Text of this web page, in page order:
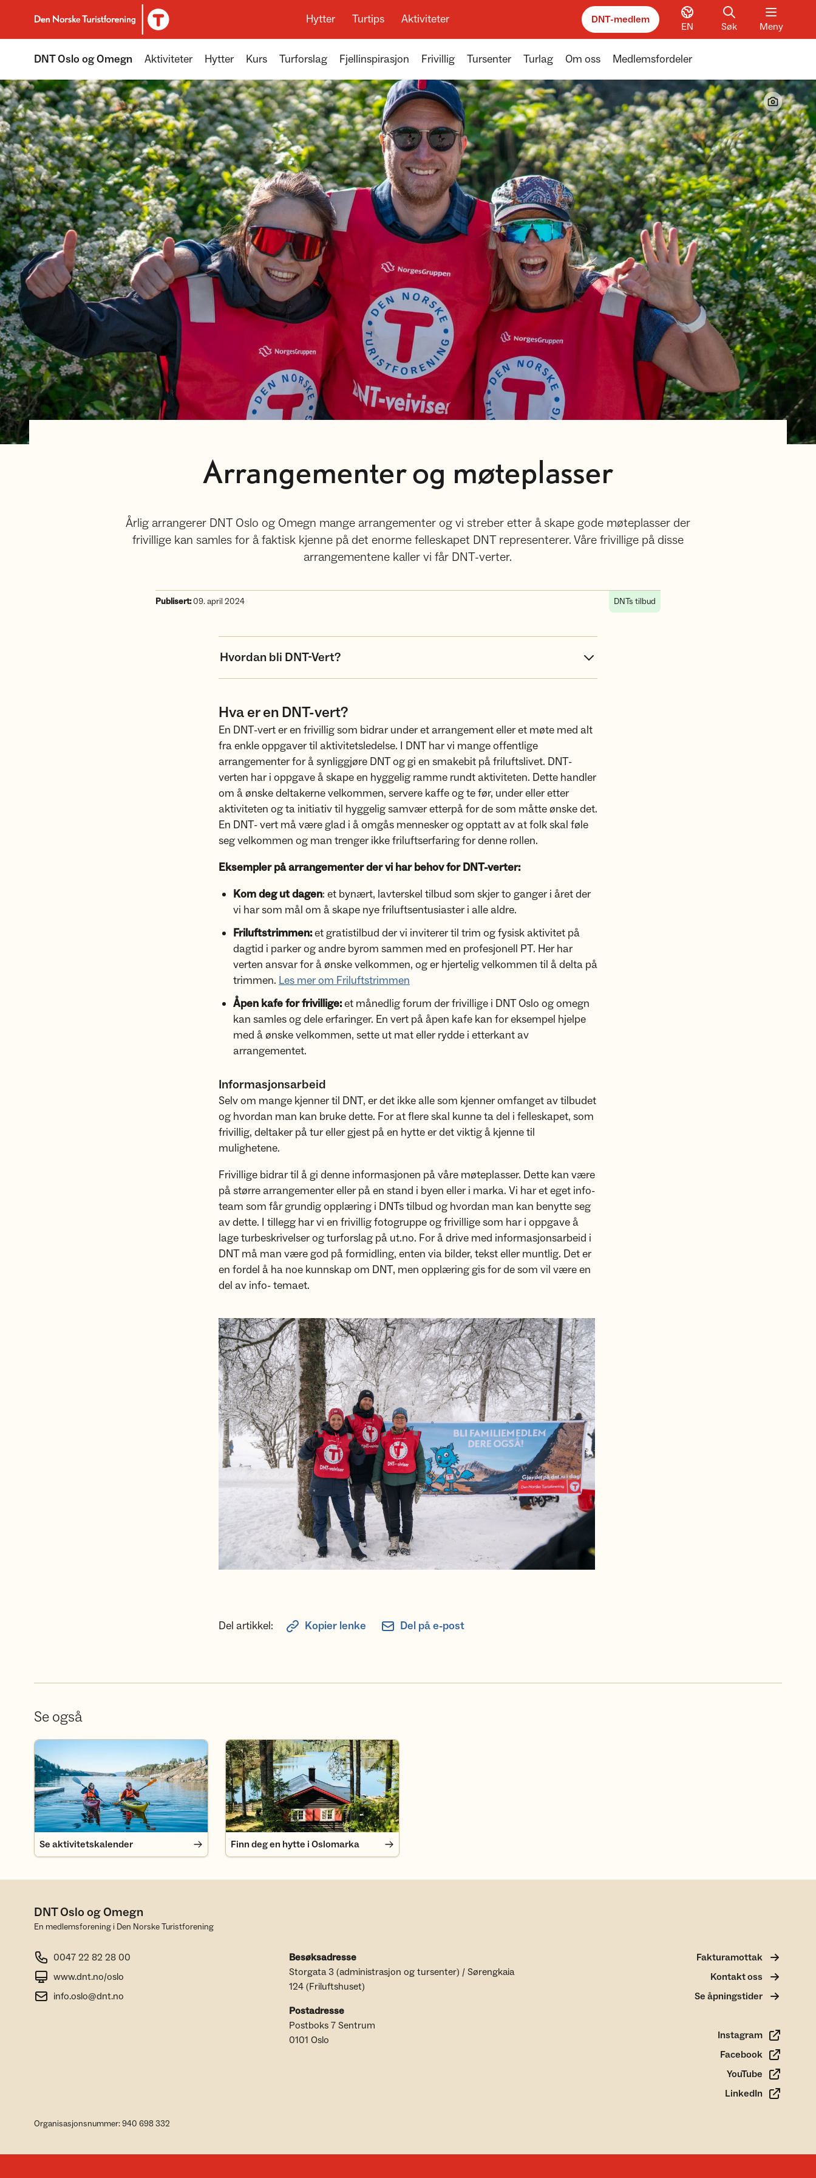
Til DNT.no forside
Hytter Turtips Aktiviteter DNT-medlem
EN Søk Meny
DNT Oslo og Omegn Aktiviteter Hytter Kurs Turforslag Fjellinspirasjon Frivillig Tursenter Turlag Om oss Medlemsfordeler
Arrangementer og møteplasser
Årlig arrangerer DNT Oslo og Omegn mange arrangementer og vi streber etter å skape gode møteplasser der
frivillige kan samles for å faktisk kjenne på det enorme felleskapet DNT representerer. Våre frivillige på disse
arrangementene kaller vi får DNT-verter.
Publisert:09. april 2024 DNTs tilbud
Hvordan bli DNT-Vert?
Hva er en DNT-vert?
En DNT-vert er en frivillig som bidrar under et arrangement eller et møte med alt
fra enkle oppgaver til aktivitetsledelse. I DNT har vi mange offentlige
arrangementer for å synliggjøre DNT og gi en smakebit på friluftslivet. DNT-
verten har i oppgave å skape en hyggelig ramme rundt aktiviteten. Dette handler
om å ønske deltakerne velkommen, servere kaffe og te før, under eller etter
aktiviteten og ta initiativ til hyggelig samvær etterpå for de som måtte ønske det.
En DNT- vert må være glad i å omgås mennesker og opptatt av at folk skal føle
seg velkommen og man trenger ikke friluftserfaring for denne rollen.
Eksempler på arrangementer der vi har behov for DNT-verter:
Kom deg ut dagen: et bynært, lavterskel tilbud som skjer to ganger i året der
vi har som mål om å skape nye friluftsentusiaster i alle aldre.
Friluftstrimmen:et gratistilbud der vi inviterer til trim og fysisk aktivitet på
dagtid i parker og andre byrom sammen med en profesjonell PT. Her har
verten ansvar for å ønske velkommen, og er hjertelig velkommen til å delta på
trimmen. Les mer om Friluftstrimmen
Åpen kafe for frivillige:et månedlig forum der frivillige i DNT Oslo og omegn
kan samles og dele erfaringer. En vert på åpen kafe kan for eksempel hjelpe
med å ønske velkommen, sette ut mat eller rydde i etterkant av
arrangementet.
Informasjonsarbeid
Selv om mange kjenner til DNT, er det ikke alle som kjenner omfanget av tilbudet
og hvordan man kan bruke dette. For at flere skal kunne ta del i felleskapet, som
frivillig, deltaker på tur eller gjest på en hytte er det viktig å kjenne til
mulighetene.
Frivillige bidrar til å gi denne informasjonen på våre møteplasser. Dette kan være
på større arrangementer eller på en stand i byen eller i marka. Vi har et eget info-
team som får grundig opplæring i DNTs tilbud og hvordan man kan benytte seg
av dette. I tillegg har vi en frivillig fotogruppe og frivillige som har i oppgave å
lage turbeskrivelser og turforslag på ut.no. For å drive med informasjonsarbeid i
DNT må man være god på formidling, enten via bilder, tekst eller muntlig. Det er
en fordel å ha noe kunnskap om DNT, men opplæring gis for de som vil være en
del av info- temaet.
Del artikkel: Kopier lenke Del på e-post
Se også
Se aktivitetskalender
Se aktivitetskalender
Finn deg en hytte i Oslomarka
Finn deg en hytte i Oslomarka
DNT Oslo og Omegn
En medlemsforening i Den Norske Turistforening
0047 22 82 28 00
www.dnt.no/oslo
info.oslo@dnt.no
Besøksadresse
Storgata 3 (administrasjon og tursenter) / Sørengkaia
124 (Friluftshuset)
Postadresse
Postboks 7 Sentrum
0101 Oslo
Fakturamottak
Kontakt oss
Se åpningstider
Instagram
Facebook
YouTube
LinkedIn
Organisasjonsnummer: 940 698 332